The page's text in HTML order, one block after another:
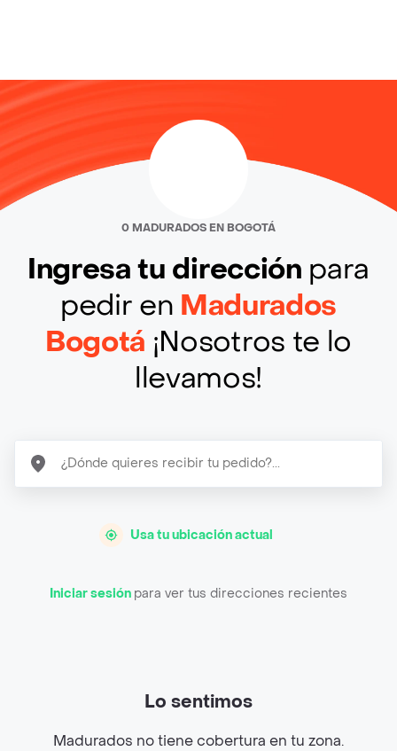
0 MADURADOS EN BOGOTÁ
Ingresa tu dirección para
pedir en Madurados
Bogotá ¡Nosotros te lo
llevamos!
Usa tu ubicación actual
Iniciar sesión para ver tus direcciones recientes
Lo sentimos
Madurados no tiene cobertura en tu zona.